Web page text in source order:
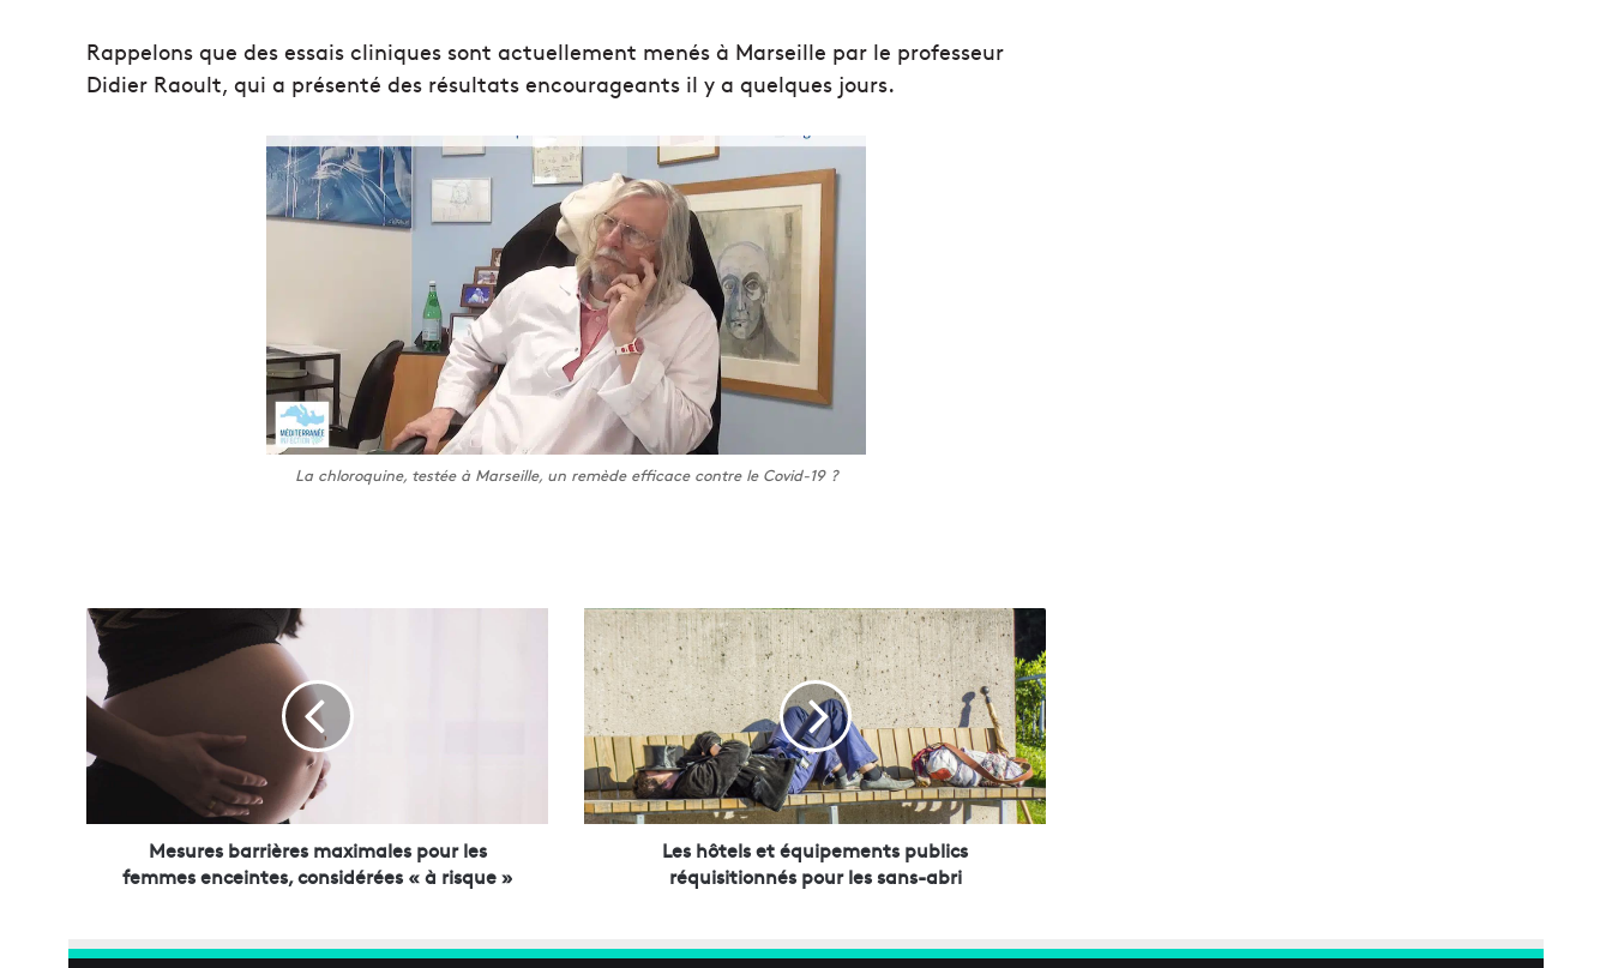
Rappelons que des essais cliniques sont actuellement menés à Marseille par le professeur
Didier Raoult, qui a présenté des résultats encourageants il y a quelques jours.
La chloroquine, testée à Marseille, un remède efficace contre le Covid-19 ?
M
u
e
s
a
r
Mesures barrières maximales pour les
femmes enceintes, considérées « à risque »
L
e
s
h
ô
t
e
l
s
u
Les hôtels et équipements publics
réquisitionnés pour les sans-abri